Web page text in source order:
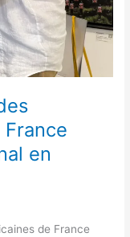
en
de France